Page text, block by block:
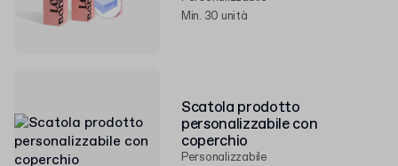
Min. 30 unità
Scatola prodotto
personalizzabile con
coperchio
Personalizzabile